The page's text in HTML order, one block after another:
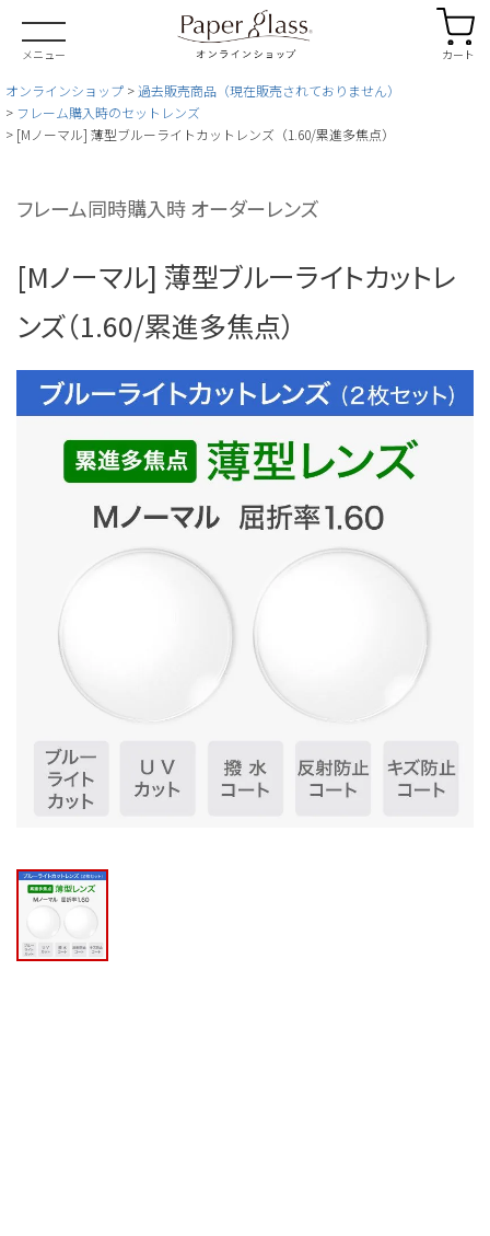
メニュー カート
オンラインショップ
過去販売商品（現在販売されておりません）
フレーム購入時のセットレンズ
[Mノーマル] 薄型ブルーライトカットレンズ（1.60/累進多焦点）
フレーム同時購入時 オーダーレンズ
[Mノーマル] 薄型ブルーライトカットレ
ンズ（1.60/累進多焦点）